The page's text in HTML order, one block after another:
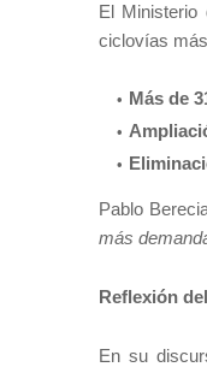
El Ministerio
ciclovías
Más de
Pablo
más
Reflexión
En su